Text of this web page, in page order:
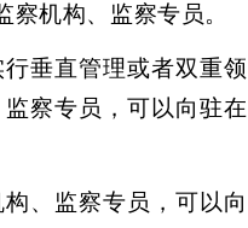
机构、监察专员。
垂直管理或者双重领
察专员，可以向驻在
、监察专员，可以向